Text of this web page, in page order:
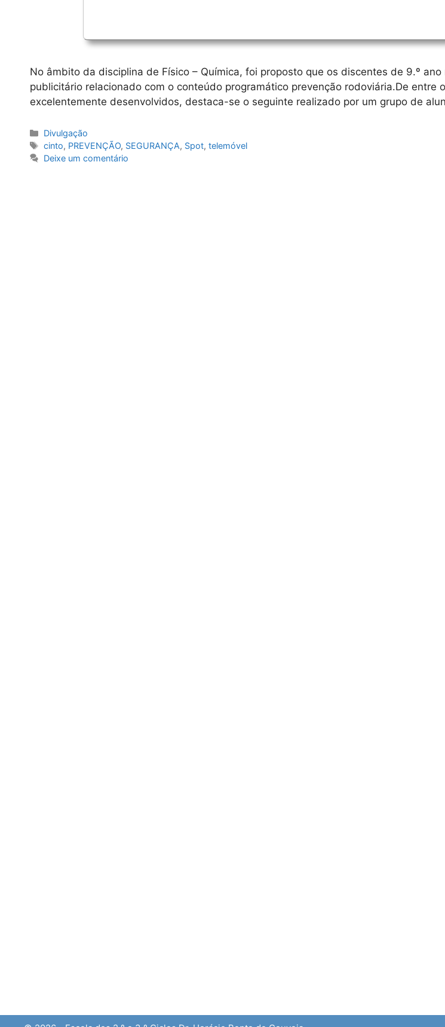
No âmbito da disciplina de Físico – Química, foi proposto que os discentes de 9.º
publicitário relacionado com o conteúdo programático prevenção rodoviária.De entre
excelentemente desenvolvidos, destaca-se o seguinte realizado por um grupo de
Categorias
Divulgação
Etiquetas
cinto, PREVENÇÃO, SEGURANÇA, Spot,telemóvel
Deixe um comentário